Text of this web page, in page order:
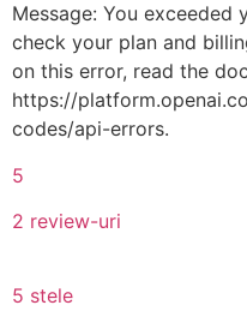
Message: You exceeded
check your plan and
on this error, read the
https://
codes/api-errors.
5
2 review-uri
5 stele